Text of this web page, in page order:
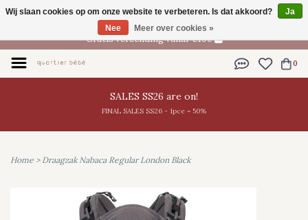
NL
Gratis verzending vanaf €100
0
SALES SS26 are on!
FINAL SALES SS26 - 1pce = 50%
Home > Draagzak Nabaca Regular London Black
Wij slaan cookies op om onze website te verbeteren. Is dat akkoord?
Ja
Nee
Meer over cookies »